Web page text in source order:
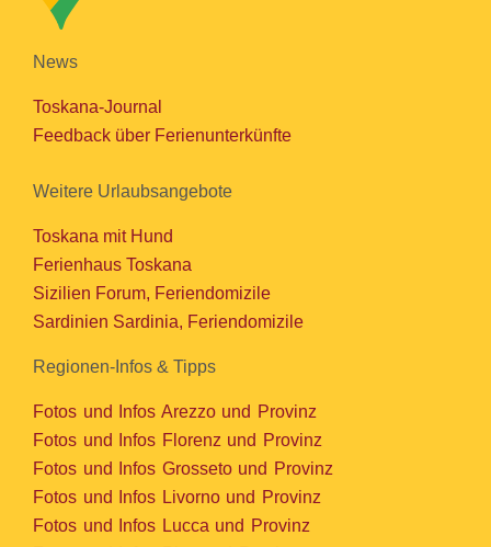
News
Toskana-Journal
Feedback über Ferienunterkünfte
Weitere Urlaubsangebote
Toskana mit Hund
Ferienhaus Toskana
Sizilien Forum, Feriendomizile
Sardinien Sardinia, Feriendomizile
Regionen-Infos & Tipps
Fotos und Infos Arezzo und Provinz
Fotos und Infos Florenz und Provinz
Fotos und Infos Grosseto und Provinz
Fotos und Infos Livorno und Provinz
Fotos und Infos Lucca und Provinz